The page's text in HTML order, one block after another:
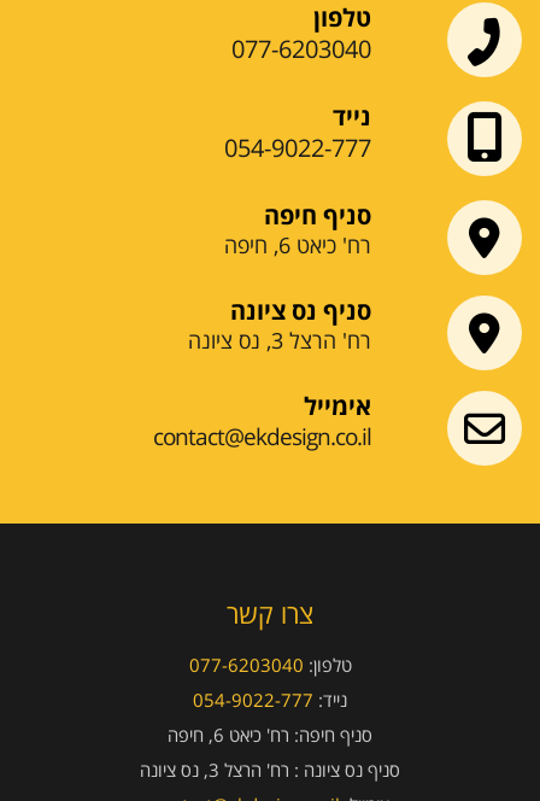
טלפון
077-6203040
נייד
054-9022-777
סניף חיפה
רח' כיאט 6, חיפה
סניף נס ציונה
רח' הרצל 3, נס ציונה
אימייל
contact@ekdesign.co.il
צרו קשר
טלפון: 077-6203040
נייד: 054-9022-777
סניף חיפה: רח' כיאט 6, חיפה
סניף נס ציונה : רח' הרצל 3, נס ציונה